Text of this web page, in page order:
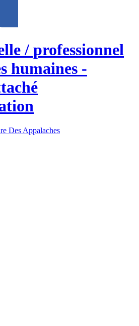
/ professionnel
humaines -
Des Appalaches